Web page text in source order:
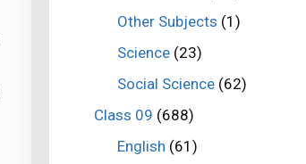
Other Subjects (1)
Science(23)
Social Science(62)
Class 09 (688)
English (61)